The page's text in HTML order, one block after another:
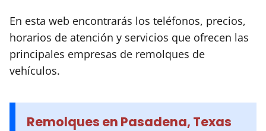
En esta web encontrarás los teléfonos, precios,
horarios de atención y servicios que ofrecen las
principales empresas de remolques de
vehículos.
Remolques en Pasadena, Texas